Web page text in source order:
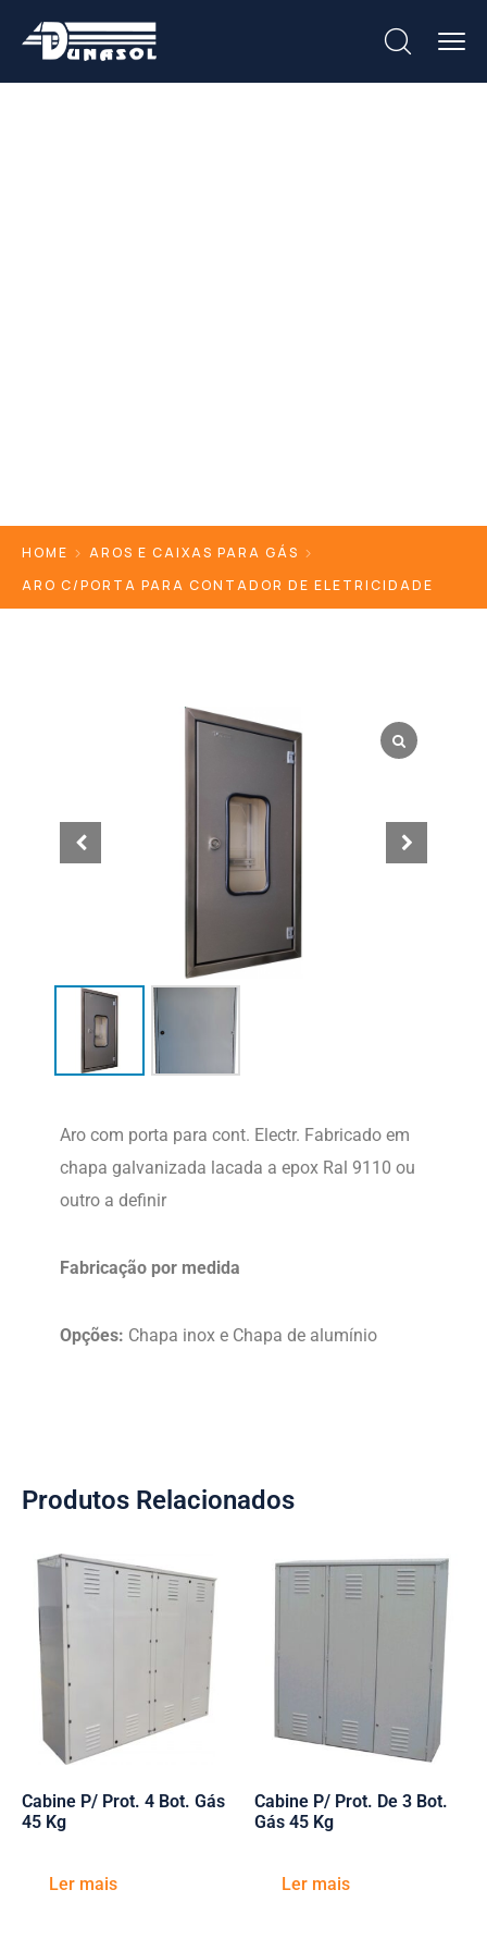
HOME
AROS E CAIXAS PARA GÁS
ARO C/PORTA PARA CONTADOR DE ELETRICIDADE
Aro com porta para cont. Electr. Fabricado em
chapa galvanizada lacada a epox Ral 9110 ou
outro a definir
Fabricação por medida
Opções: Chapa inox e Chapa de alumínio
Produtos Relacionados
Cabine P/ Prot. 4 Bot. Gás
45 Kg
Ler mais
Cabine P/ Prot. De 3 Bot.
Gás 45 Kg
Ler mais